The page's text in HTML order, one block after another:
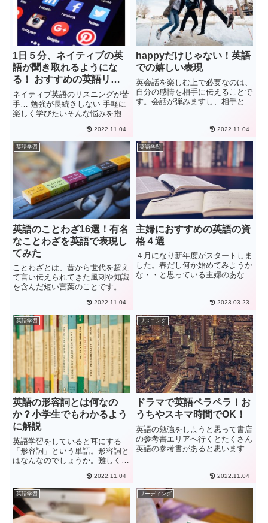
1日５分、ネイティブの英
語が聞き取れるようにな
る！ おすすめの英語リス
ニング学習アプリ4選
ネイティブ英語のリスニングが苦
手… 勉強が長続きしない 手軽に
楽しく学びたいそんな悩みを抱え
グ向上には毎日続けることが一番
と言われていますが、コツコツ続
けるのも結構しんどいですよね。
以前のぼくもそうでした。英語...
2022.11.04
happyだけじゃない！英語
での嬉しい表現
英会話を楽しむ上で必要なのは、
自分の感情を相手に伝えることで
す。会話が弾みますし、相手との
えたい「嬉しい」の表現をご紹介
します。この記事は現在8年間オ
ーストラリアに住んでいるKen...
2022.11.04
英語学習
英語のことわざ16選！有名
なことわざを英語で表現し
てみた
ことわざとは、昔から世代を超え
て言い伝えられてきた風刺や知識
を含んだ短い言葉のことです。こ
ており処世術を学ぶことにもつな
がります。英語圏でのことわざ
は、普段の会話でも使用機会が多
く、ことわざの英語表現知ってお
く...
2022.11.04
英語学習
主婦におすすめの英語の資
格４選
４月になり新年度がスタートしま
した。春だし何か始めてみようか
な・・と思っている主婦のあな
は、世界中の人たちとコミュニケ
ーションを取ることができます
よ！英語の資格を取って、趣味や
仕事に...
2023.03.23
英語学習
英語の形容詞とは何なの
か？小学生でもわかるよう
に解説
英語学習をしていると耳にする
「形容詞」という単語。形容詞と
はなんなのでしょうか。難しく聞
ちピンとこない・・・。そんな疑
問に答えるため、ここでは形容詞
の役割や使い方を詳しくご紹介し
ていきます。形容詞とは名詞の特
徴...
2022.11.04
リスニング
ドラマで英語ペラペラ！お
うちやスキマ時間でOK！
英語の勉強をしようと思って書店
の参考書エリアへ行くとたくさん
英語の参考書があると思います。
すが、多くの場合それらを勉強し
ようとすると机に向かって取り組
む場合がほとんどです。もちろ
ん...
2022.11.04
英語学習 リーディング